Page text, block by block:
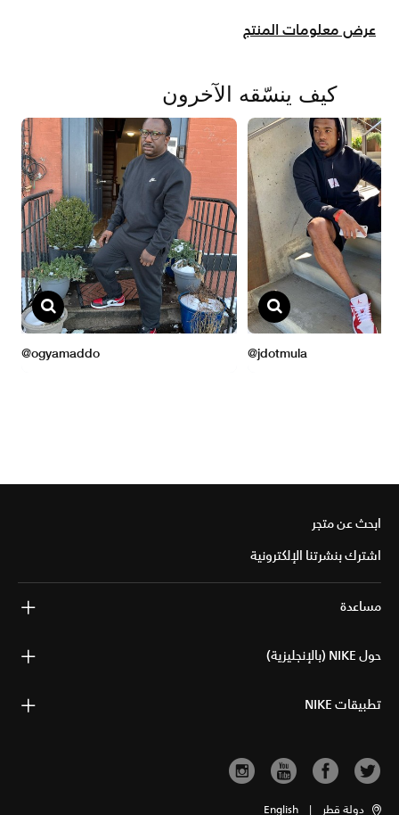
عرض معلومات المنتج
ابحث عن متجر
اشترك بنشرتنا الإلكترونية
مساعدة
حول NIKE (بالإنجليزية)
تطبيقات NIKE
دولة قطر |
English